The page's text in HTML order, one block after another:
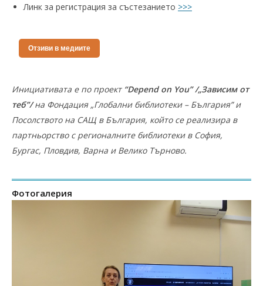
Линк за регистрация за състезанието >>>
Отзиви в медиите
Инициативата е по проект “Depend on You” /„Зависим от
теб”/на Фондация „Глобални библиотеки – България” и
Посолството на САЩ в България, който се реализира в
партньорство с регионалните библиотеки в София,
Бургас, Пловдив, Варна и Велико Търново.
Фотогалерия